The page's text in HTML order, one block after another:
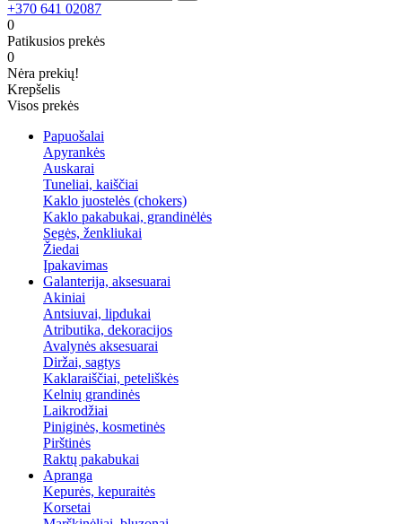
+370 641 02087
0
Patikusios prekės
0
Nėra prekių!
Krepšelis
Visos prekės
Papuošalai
Apyrankės
Auskarai
Tuneliai, kaiščiai
Kaklo juostelės (chokers)
Kaklo pakabukai, grandinėlės
Segės, ženkliukai
Žiedai
Įpakavimas
Galanterija, aksesuarai
Akiniai
Antsiuvai, lipdukai
Atributika, dekoracijos
Avalynės aksesuarai
Diržai, sagtys
Kaklaraiščiai, peteliškės
Kelnių grandinės
Laikrodžiai
Piniginės, kosmetinės
Pirštinės
Raktų pakabukai
Apranga
Kepurės, kepuraitės
Korsetai